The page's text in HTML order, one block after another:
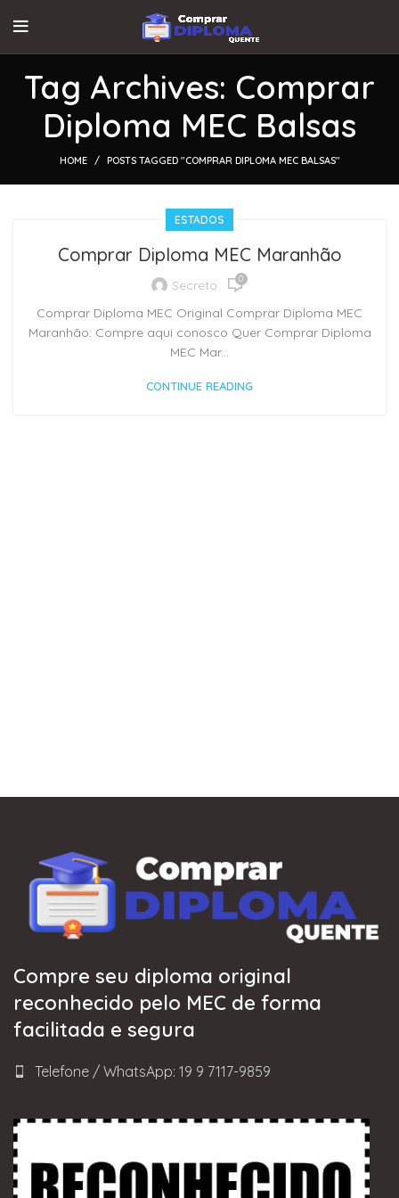
Tag Archives: Comprar
Diploma MEC Balsas
HOME POSTS TAGGED "COMPRAR DIPLOMA MEC BALSAS"
ESTADOS
Comprar Diploma MEC Maranhão
Secreto 0
Comprar Diploma MEC Original Comprar Diploma MEC
Maranhão: Compre aqui conosco Quer Comprar Diploma
MEC Mar...
CONTINUE READING
Compre seu diploma original
reconhecido pelo MEC de forma
facilitada e segura
Telefone / WhatsApp: 19 9 7117-9859